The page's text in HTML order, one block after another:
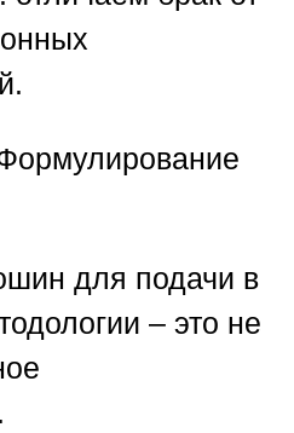
для подачи в
– это не